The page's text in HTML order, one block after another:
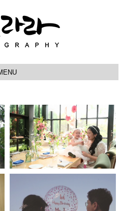
JW메리어트호텔 - 인스타1
분영상
한강오엔-인스타1분영상